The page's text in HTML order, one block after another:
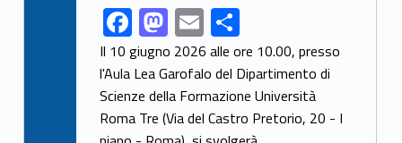
Link identifier share facebook archive #share-link-archive-76393F
ac
e
b
M
as
to
d
E
m
ai
l
S
h
ar
e
Il 10 giugno 2026 alle ore 10.00, presso
l'Aula Lea Garofalo del Dipartimento di
Scienze della Formazione Università
Roma Tre (Via del Castro Pretorio, 20 - I